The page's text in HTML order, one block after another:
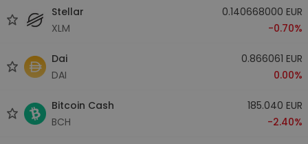
Stellar
XLM
0.140668000 EUR
-0.70%
Dai
DAI
0.866061 EUR
0.00%
Bitcoin Cash
BCH
185.040 EUR
-2.40%